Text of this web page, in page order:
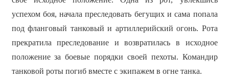
успехом боя, начала преследовать бегущих и сама попала
под фланговый танковый и артиллерийский огонь. Рота
прекратила преследование и возвратилась в исходное
положение за боевые порядки своей пехоты. Командир
танковой роты погиб вместе с экипажем в огне танка.